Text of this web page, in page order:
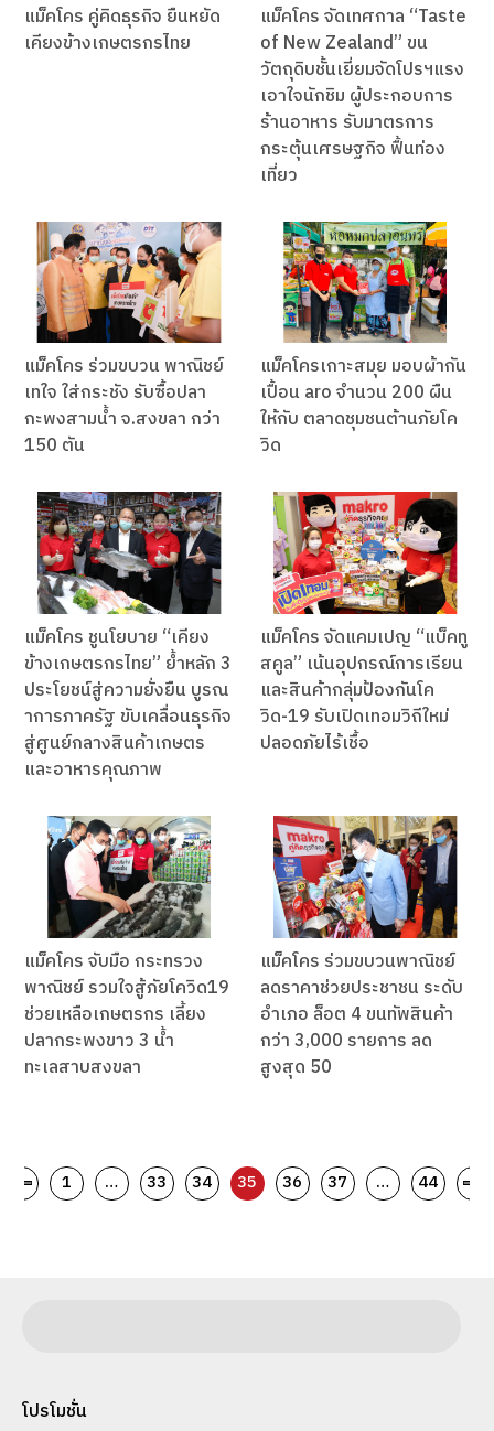
แม็คโคร คู่คิดธุรกิจ ยืนหยัด
เคียงข้างเกษตรกรไทย
แม็คโคร จัดเทศกาล “Taste
of New Zealand” ขน
วัตถุดิบชั้นเยี่ยมจัดโปรฯแรง
เอาใจนักชิม ผู้ประกอบการ
ร้านอาหาร รับมาตรการ
กระตุ้นเศรษฐกิจ ฟื้นท่อง
เที่ยว
แม็คโคร ร่วมขบวน พาณิชย์
เทใจ ใส่กระชัง รับซื้อปลา
กะพงสามน้ำ จ.สงขลา กว่า
150 ตัน
แม็คโครเกาะสมุย มอบผ้ากัน
เปื้อน aro จำนวน 200 ผืน
ให้กับ ตลาดชุมชนต้านภัยโค
วิด
แม็คโคร ชูนโยบาย “เคียง
ข้างเกษตรกรไทย” ย้ำหลัก 3
ประโยชน์สู่ความยั่งยืน บูรณ
าการภาครัฐ ขับเคลื่อนธุรกิจ
สู่ศูนย์กลางสินค้าเกษตร
และอาหารคุณภาพ
แม็คโคร จัดแคมเปญ “แบ็คทู
สคูล” เน้นอุปกรณ์การเรียน
และสินค้ากลุ่มป้องกันโค
วิด-19 รับเปิดเทอมวิถีใหม่
ปลอดภัยไร้เชื้อ
แม็คโคร จับมือ กระทรวง
พาณิชย์ รวมใจสู้ภัยโควิด19
ช่วยเหลือเกษตรกร เลี้ยง
ปลากระพงขาว 3 น้ำ
ทะเลสาบสงขลา
แม็คโคร ร่วมขบวนพาณิชย์
ลดราคาช่วยประชาชน ระดับ
อำเภอ ล็อต 4 ขนทัพสินค้า
กว่า 3,000 รายการ ลด
สูงสุด 50
1 … 33 34 35 36 37 … 44
โปรโมชั่น